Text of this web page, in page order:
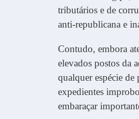
tributários e de
anti-republicana e
Contudo, embora
elevados postos da
qualquer espécie
expedientes
embaraçar